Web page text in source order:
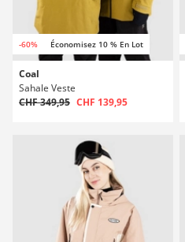
-60% Économisez 10 % En Lot
Coal
Sahale Veste
CHF 349,95 CHF 139,95